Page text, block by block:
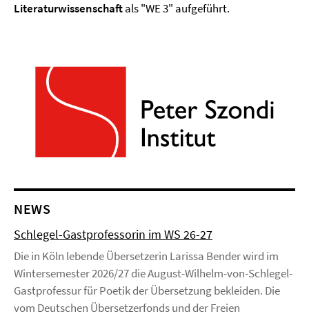
Literaturwissenschaftals "WE 3" aufgeführt.
NEWS
Schlegel-Gastprofessorin im WS 26-27
Die in Köln lebende Übersetzerin Larissa Bender wird im
Wintersemester 2026/27 die August-Wilhelm-von-Schlegel-
Gastprofessur für Poetik der Übersetzung bekleiden. Die
vom Deutschen Übersetzerfonds und der Freien